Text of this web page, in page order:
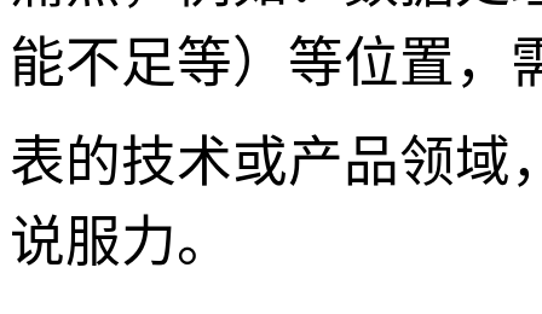
能不足等）等位置，
表的技术或产品领域
说服力。